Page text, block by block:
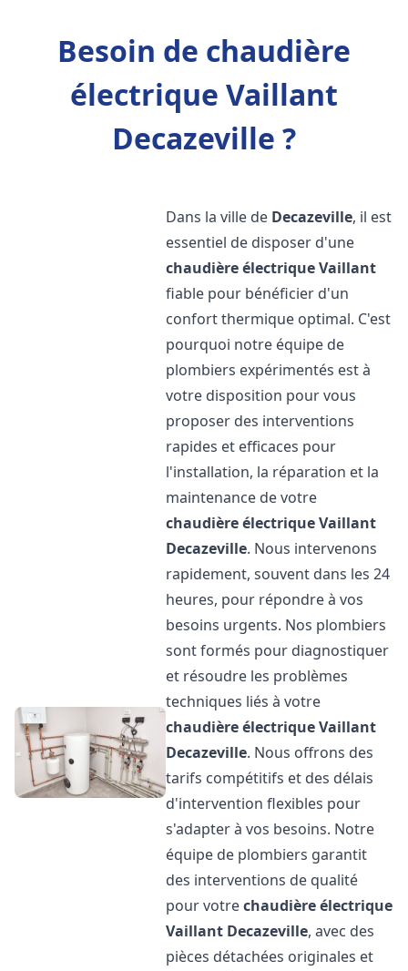
Besoin de chaudière
électrique Vaillant
Decazeville ?
Dans la ville de Decazeville, il est
essentiel de disposer d'une
chaudière électrique Vaillant
fiable pour bénéficier d'un
confort thermique optimal. C'est
pourquoi notre équipe de
plombiers expérimentés est à
votre disposition pour vous
proposer des interventions
rapides et efficaces pour
l'installation, la réparation et la
maintenance de votre
chaudière électrique Vaillant
Decazeville. Nous intervenons
rapidement, souvent dans les 24
heures, pour répondre à vos
besoins urgents. Nos plombiers
sont formés pour diagnostiquer
et résoudre les problèmes
techniques liés à votre
chaudière électrique Vaillant
Decazeville. Nous offrons des
tarifs compétitifs et des délais
d'intervention flexibles pour
s'adapter à vos besoins. Notre
équipe de plombiers garantit
des interventions de qualité
pour votrechaudière électrique
Vaillant Decazeville, avec des
pièces détachées originales et